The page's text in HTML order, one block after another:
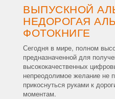
ВЫПУСКНОЙ
НЕДОРОГАЯ
ФОТОКНИГЕ
Сегодня в мире, полном
предназначенной для
высококачественных
непреодолимое желание не
прикоснуться руками к
моментам.